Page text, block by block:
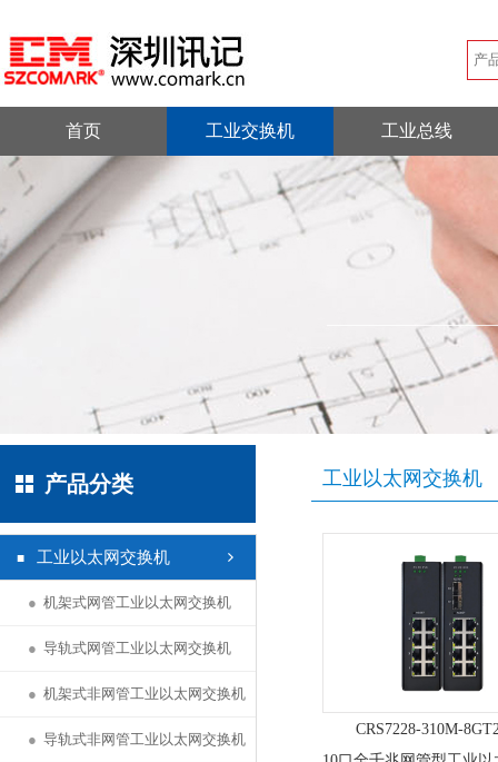
首页 工业交换机 工业总线
产品分类
工业以太网交换机
● 机架式网管工业以太网交换机
● 导轨式网管工业以太网交换机
● 机架式非网管工业以太网交换机
● 导轨式非网管工业以太网交换机
工业以太网交换机
CRS7228-310M-